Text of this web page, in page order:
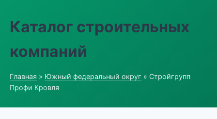
Каталог строительных
компаний
Главная » Южный федеральный округ » Стройгрупп
Профи Кровля